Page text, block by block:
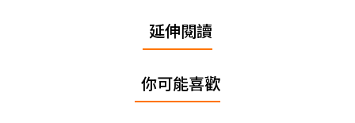
延伸閱讀
你可能喜歡